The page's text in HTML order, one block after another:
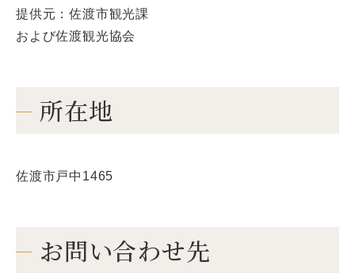
提供元：佐渡市観光課
および佐渡観光協会
所在地
佐渡市戸中1465
お問い合わせ先